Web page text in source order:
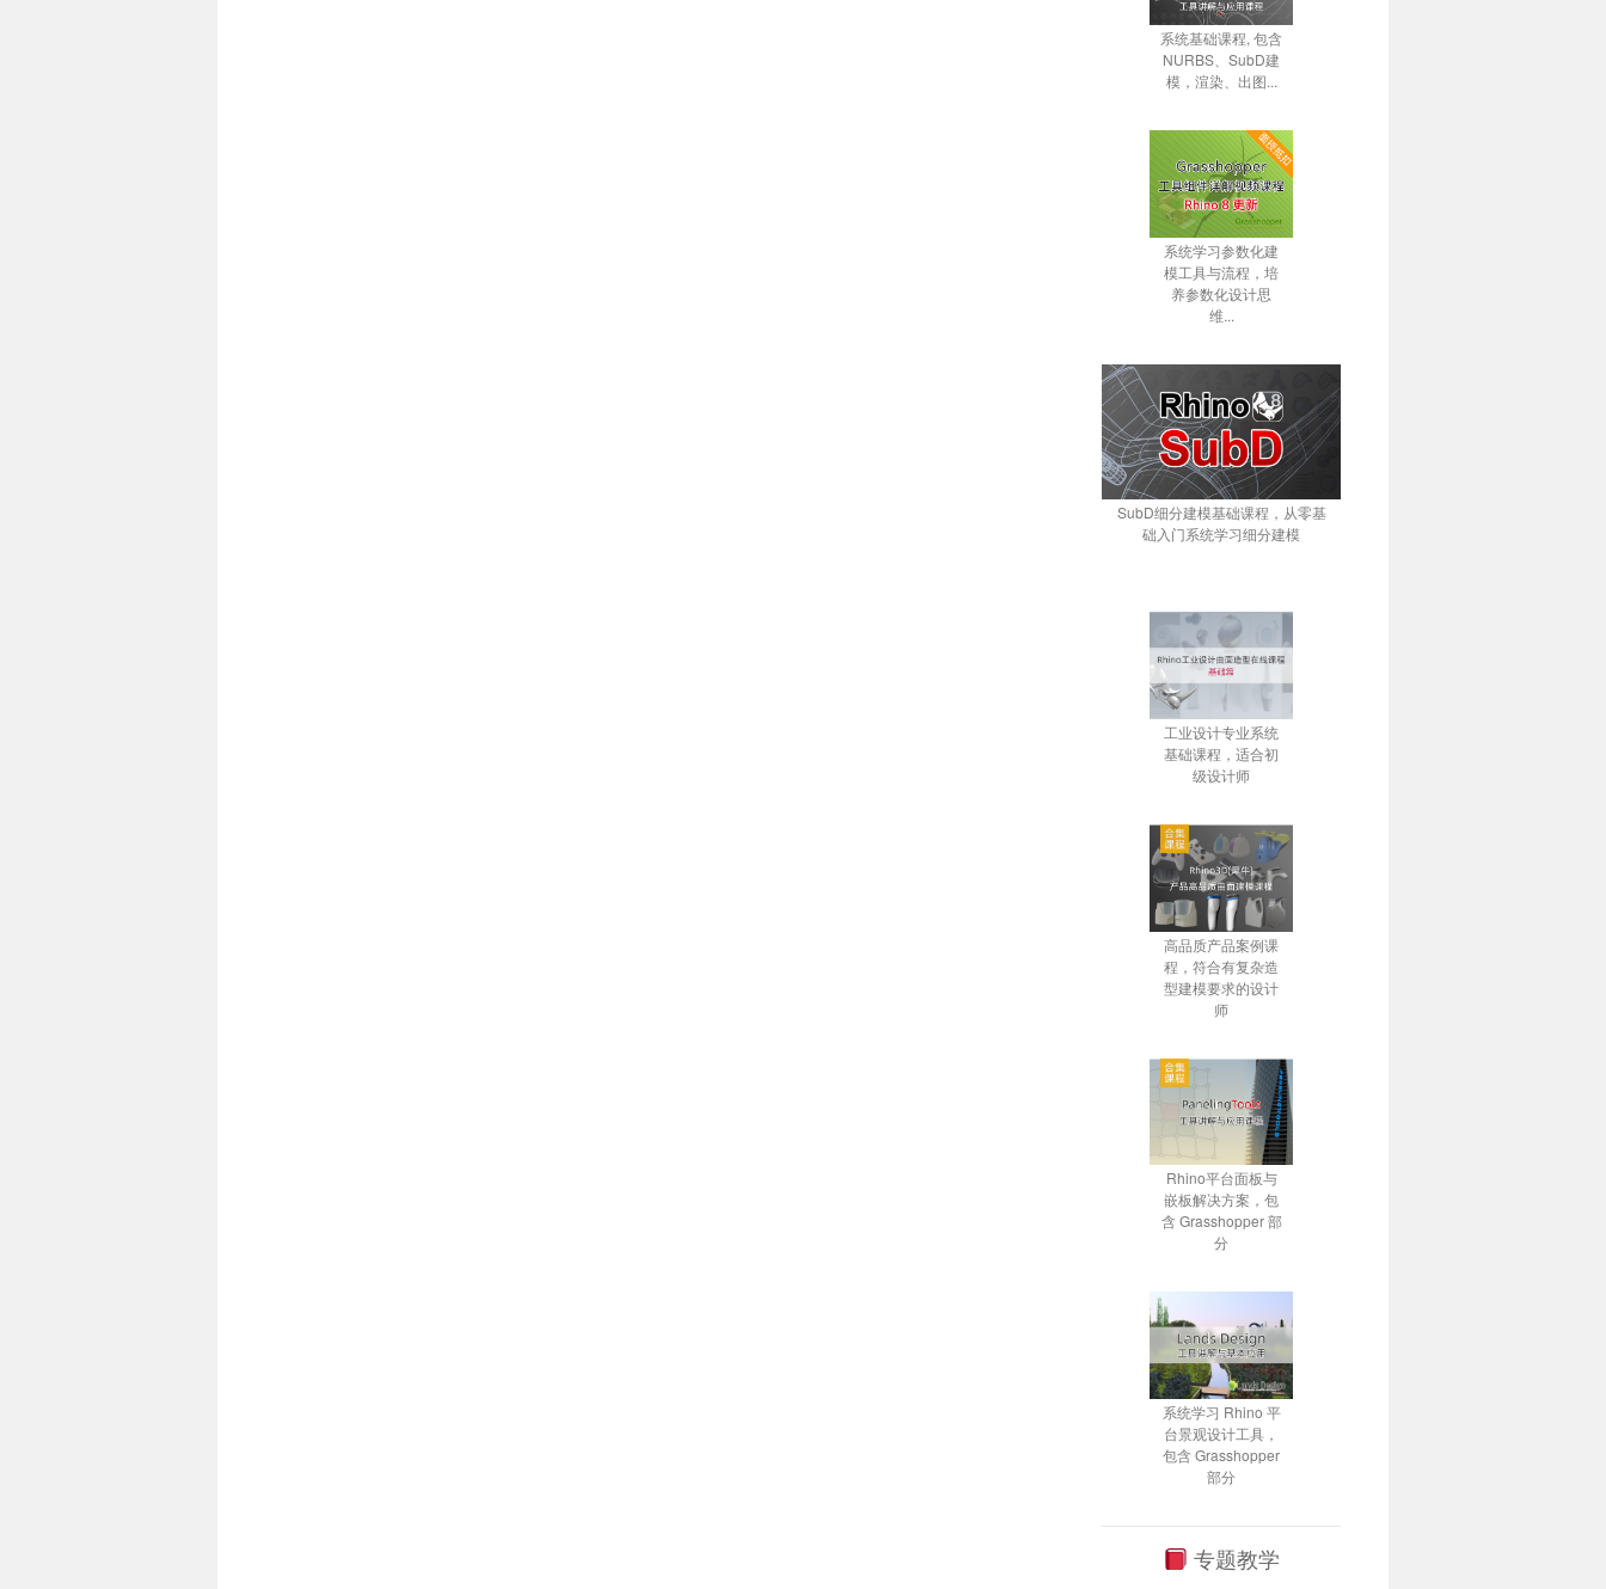
系统基础课程, 包含
NURBS、SubD建
模，渲染、出图...
系统学习参数化建
模工具与流程，培
养参数化设计思
维...
SubD细分建模基础课程，从零基
础入门系统学习细分建模
工业设计专业系统
基础课程，适合初
级设计师
高品质产品案例课
程，符合有复杂造
型建模要求的设计
师
Rhino平台面板与
嵌板解决方案，包
含 Grasshopper 部
分
系统学习 Rhino 平
台景观设计工具，
包含 Grasshopper
部分
专题教学